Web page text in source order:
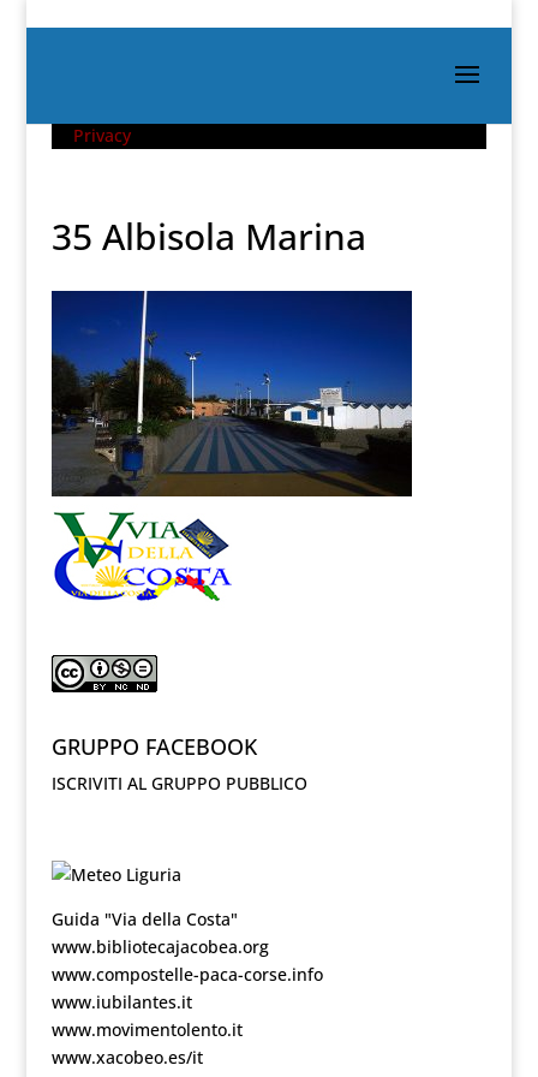
Privacy
35 Albisola Marina
GRUPPO FACEBOOK
ISCRIVITI AL GRUPPO PUBBLICO
Guida "Via della Costa"
www.bibliotecajacobea.org
www.compostelle-paca-corse.info
www.iubilantes.it
www.movimentolento.it
www.xacobeo.es/it